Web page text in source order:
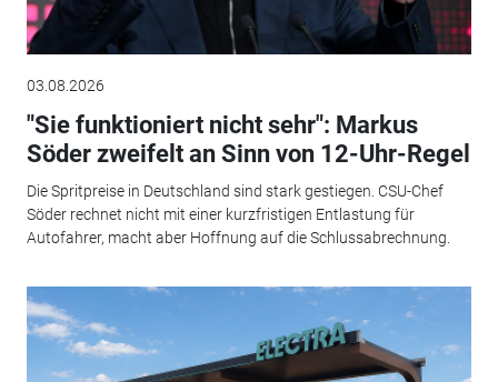
03.08.2026
"Sie funktioniert nicht sehr": Markus
Söder zweifelt an Sinn von 12-Uhr-Regel
Die Spritpreise in Deutschland sind stark gestiegen. CSU-Chef
Söder rechnet nicht mit einer kurzfristigen Entlastung für
Autofahrer, macht aber Hoffnung auf die Schlussabrechnung.